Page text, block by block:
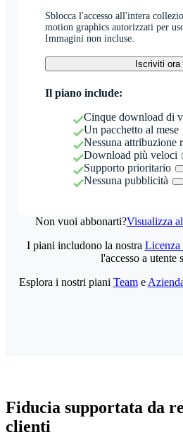
Sblocca l'accesso all'intera
motion graphics autorizzati per
Immagini non incluse.
Iscriviti ora
Il piano include:
Cinque download di
Un pacchetto al mese
Nessuna attribuzione
Download più veloci
Supporto prioritario
Nessuna pubblicità
Non vuoi abbonarti?Visualizza
I piani includono la nostra Licenza
l'accesso a utente
Esplora i nostri piani Teame
Fiducia supportata da
clienti